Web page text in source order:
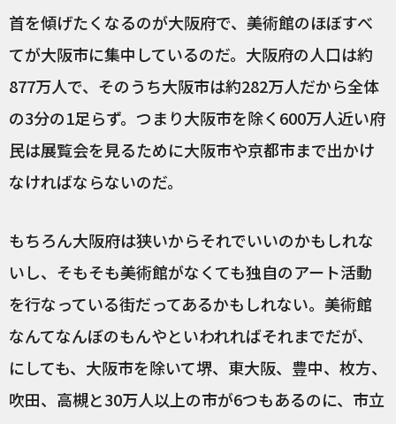
首を傾げたくなるのが大阪府で、美術館のほぼすべ
てが大阪市に集中しているのだ。大阪府の人口は約
877万人で、そのうち大阪市は約282万人だから全体
の3分の1足らず。つまり大阪市を除く600万人近い府
民は展覧会を見るために大阪市や京都市まで出かけ
なければならないのだ。
もちろん大阪府は狭いからそれでいいのかもしれな
いし、そもそも美術館がなくても独自のアート活動
を行なっている街だってあるかもしれない。美術館
なんてなんぼのもんやといわれればそれまでだが、
にしても、大阪市を除いて堺、東大阪、豊中、枚方、
吹田、高槻と30万人以上の市が6つもあるのに、市立